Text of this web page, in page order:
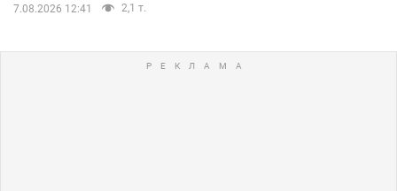
7.08.2026 12:41 2,1 т.